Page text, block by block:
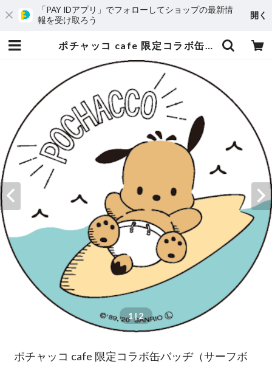
「PAY IDアプリ」でフォローしてショップの最新情
報を受け取ろう
開く
ポチャッコ cafe 限定コラボ缶バッヂ（サーフボード） | madnm
1 | 2
ポチャッコ cafe 限定コラボ缶バッヂ（サーフボ